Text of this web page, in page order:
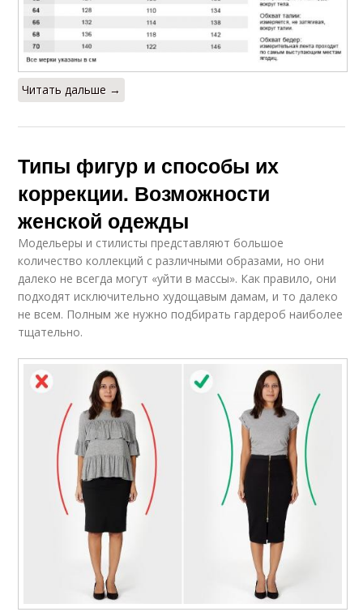
Читать дальше →
Типы фигур и способы их
коррекции. Возможности
женской одежды
Модельеры и стилисты представляют большое
количество коллекций с различными образами, но они
далеко не всегда могут «уйти в массы». Как правило, они
подходят исключительно худощавым дамам, и то далеко
не всем. Полным же нужно подбирать гардероб наиболее
тщательно.